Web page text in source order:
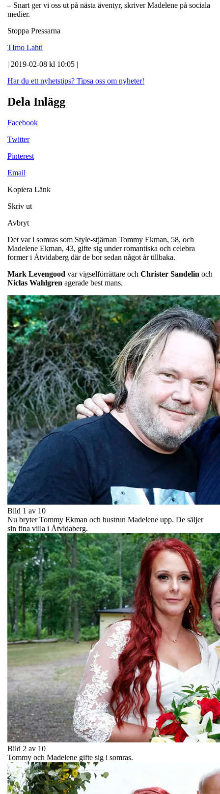
– Snart ger vi oss ut på nästa äventyr, skriver Madelene på sociala
medier.
Stoppa Pressarna
TImo Lahti
| 2019-02-08 kl 10:05 |
Har du ett nyhetstips? Tipsa oss om nyheter!
Dela Inlägg
Facebook
Twitter
Pinterest
Email
Kopiera Länk
Skriv ut
Avbryt
Det var i somras som Style-stjärnan Tommy Ekman, 58, och
Madelene Ekman, 43, gifte sig under romantiska och celebra
former i Åtvidaberg där de bor sedan något år tillbaka.
Mark Levengood var vigselförrättare och Christer Sandelin och
Niclas Wahlgren agerade best mans.
Bild 1 av 10
Nu bryter Tommy Ekman och hustrun Madelene upp. De säljer
sin fina villa i Åtvidaberg.
Bild 2 av 10
Tommy och Madelene gifte sig i somras.